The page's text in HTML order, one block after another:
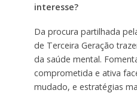
interesse?
Da procura partilhada
de Terceira Geração
da saúde mental.
comprometida e ativa
mudado, e estratégias